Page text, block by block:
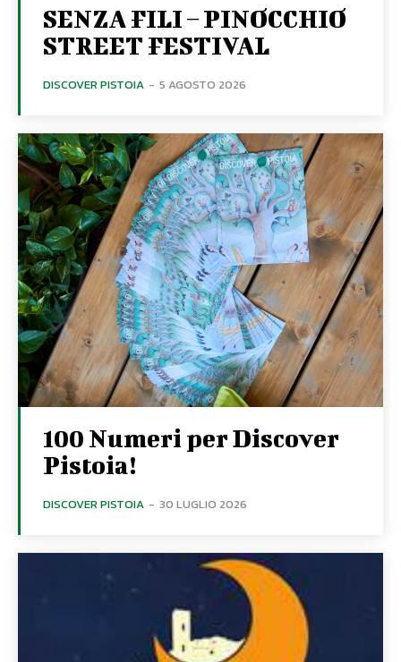
SENZA FILI – PINOCCHIO
STREET FESTIVAL
DISCOVER PISTOIA - 5 AGOSTO 2026
100 Numeri per Discover
Pistoia!
DISCOVER PISTOIA - 30 LUGLIO 2026